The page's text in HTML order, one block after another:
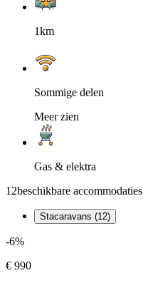
1km
Sommige delen
Meer zien
Gas & elektra
12beschikbare accommodaties
Stacaravans (12)
-6%
€ 990